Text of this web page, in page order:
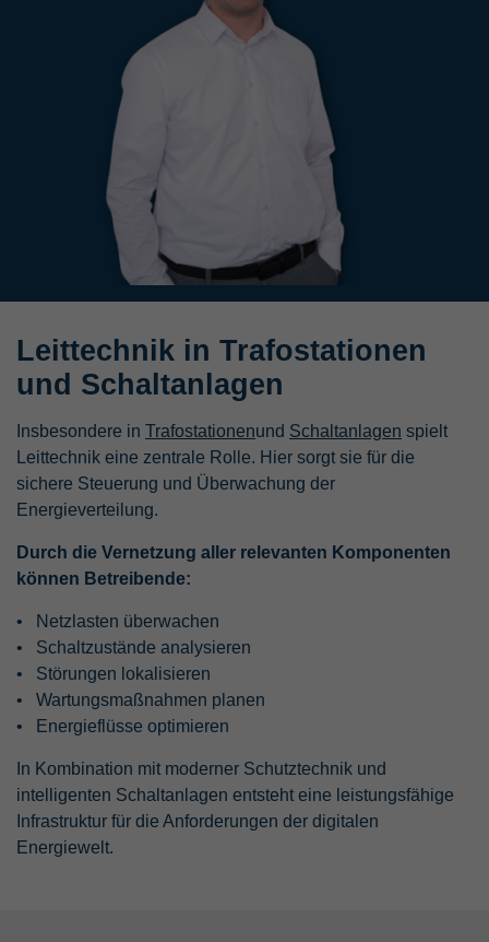
Leittechnik in Trafostationen
und Schaltanlagen
Insbesondere in Trafostationenund Schaltanlagen spielt
Leittechnik eine zentrale Rolle. Hier sorgt sie für die
sichere Steuerung und Überwachung der
Energieverteilung.
Durch die Vernetzung aller relevanten Komponenten
können Betreibende:
Netzlasten überwachen
Schaltzustände analysieren
Störungen lokalisieren
Wartungsmaßnahmen planen
Energieflüsse optimieren
In Kombination mit moderner Schutztechnik und
intelligenten Schaltanlagen entsteht eine leistungsfähige
Infrastruktur für die Anforderungen der digitalen
Energiewelt.